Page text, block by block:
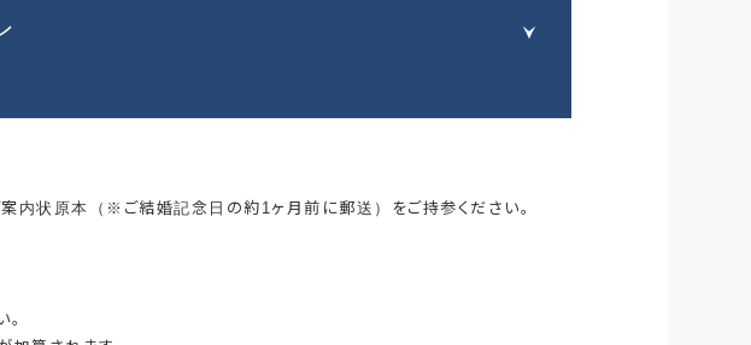
内状原本（※ご結婚記念日の約1ヶ月前に郵送）をご持参ください。